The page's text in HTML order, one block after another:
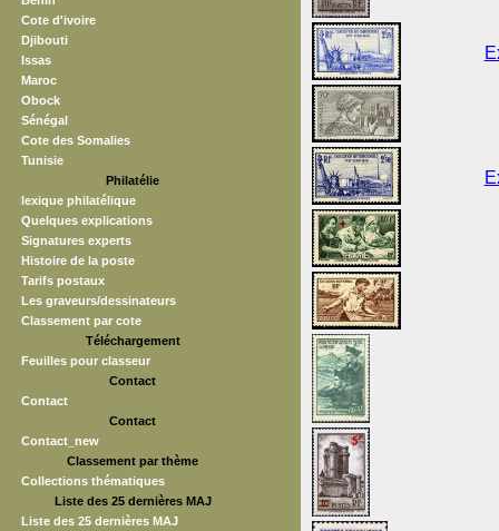
Cote d'ivoire
Djibouti
Issas
Maroc
Obock
Sénégal
Cote des Somalies
Tunisie
Philatélie
lexique philatélique
Quelques explications
Signatures experts
Histoire de la poste
Tarifs postaux
Les graveurs/dessinateurs
Classement par cote
Téléchargement
Feuilles pour classeur
Contact
Contact
Contact
Contact_new
Classement par thème
Collections thématiques
Liste des 25 dernières MAJ
Liste des 25 dernières MAJ